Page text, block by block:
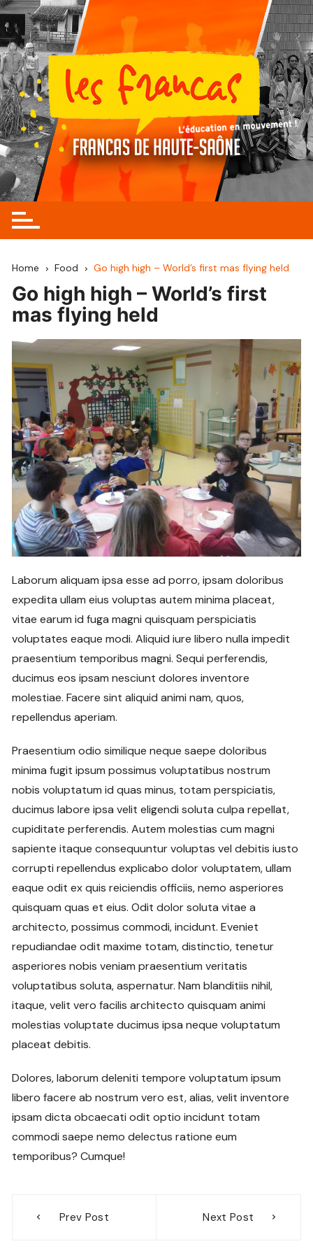
Skip
to
content
Home Food Go high high – World’s first mas flying held
Go high high – World’s first
mas flying held
Laborum aliquam ipsa esse ad porro, ipsam doloribus
expedita ullam eius voluptas autem minima placeat,
vitae earum id fuga magni quisquam perspiciatis
voluptates eaque modi. Aliquid iure libero nulla impedit
praesentium temporibus magni. Sequi perferendis,
ducimus eos ipsam nesciunt dolores inventore
molestiae. Facere sint aliquid animi nam, quos,
repellendus aperiam.
Praesentium odio similique neque saepe doloribus
minima fugit ipsum possimus voluptatibus nostrum
nobis voluptatum id quas minus, totam perspiciatis,
ducimus labore ipsa velit eligendi soluta culpa repellat,
cupiditate perferendis. Autem molestias cum magni
sapiente itaque consequuntur voluptas vel debitis iusto
corrupti repellendus explicabo dolor voluptatem, ullam
eaque odit ex quis reiciendis officiis, nemo asperiores
quisquam quas et eius. Odit dolor soluta vitae a
architecto, possimus commodi, incidunt. Eveniet
repudiandae odit maxime totam, distinctio, tenetur
asperiores nobis veniam praesentium veritatis
voluptatibus soluta, aspernatur. Nam blanditiis nihil,
itaque, velit vero facilis architecto quisquam animi
molestias voluptate ducimus ipsa neque voluptatum
placeat debitis.
Dolores, laborum deleniti tempore voluptatum ipsum
libero facere ab nostrum vero est, alias, velit inventore
ipsam dicta obcaecati odit optio incidunt totam
commodi saepe nemo delectus ratione eum
temporibus? Cumque!
Prev Post Next Post